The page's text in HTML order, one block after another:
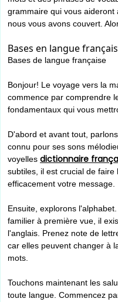
grammaire qui vous
nous vous avons couvert.
Bases en langue
Bases de langue française
Bonjour! Le voyage vers la
commence par comprendre
fondamentaux qui vous
D'abord et avant tout,
connu pour ses sons
voyelles dictionnaire
subtiles, il est crucial de
efficacement votre message.
Ensuite, explorons
familier à première vue, il
l'anglais. Prenez note de
car elles peuvent changer à
mots.
Touchons maintenant les
toute langue. Commencez